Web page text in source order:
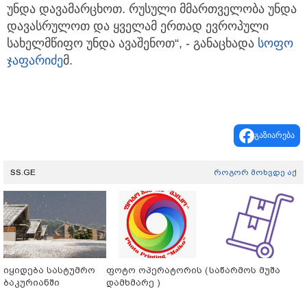
უნდა დავამარცხოთ. რუსული მმართველობა უნდა
დავასრულოთ და ყველამ ერთად ევროპული
სახელმწიფო უნდა ავაშენოთ“, - განაცხადა სოფო
ჯაფარიძემ.
გაზიარება
SS.GE როგორ მოხვდე აქ
იყიდება სასტუმრო
ბაკურიანში
ფოტო ოპერატორის (
დამხმარე )
საწარმოს მუშა